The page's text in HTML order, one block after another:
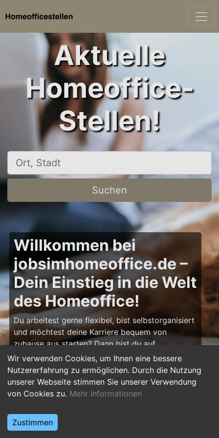
Wir verwenden Cookies, um Ihnen eine bessere
Nutzererfahrung zu ermöglichen. Durch die Nutzung
unserer Webseite stimmen Sie unserer Verwendung
von Cookies zu. Mehr Informationen
Zustimmen
Aktuelle
Homeoffice-
Stellen!
Ort, Stadt
Suchen
Willkommen bei
jobsimhomeoffice.de –
Dein Einstieg in die Welt
des Homeoffice!
Du arbeitest gerne flexibel, bist selbstorganisiert
und möchtest deine Karriere bequem von
zuhause aus starten? Dann bist du auf
jobsimhomeoffice.de genau richtig! Hier findest
du zahlreiche Ausbildungsplätze, Praktika und
Jobs, die komplett oder teilweise im Homeoffice
erledigt werden können – von IT über Marketing
Starte deine Karriere im Homeoffice und gestalte
deinen Arbeitsalltag nach deinen Vorstellungen!